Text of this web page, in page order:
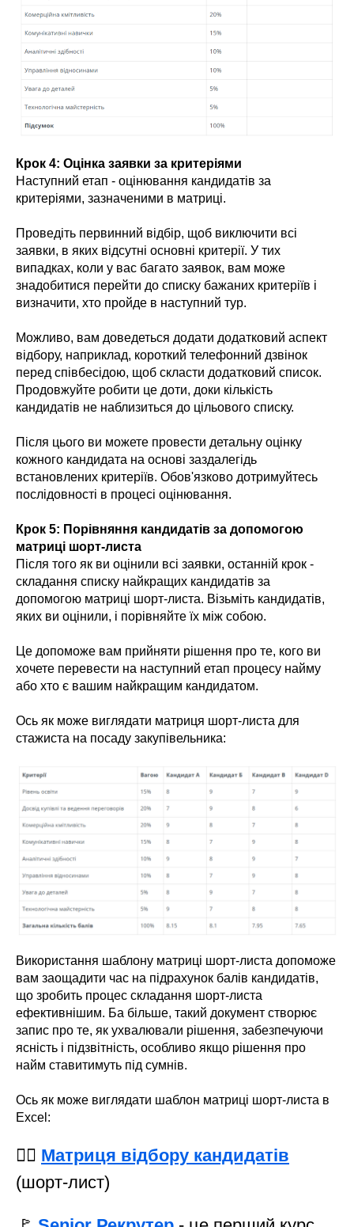
Крок 4: Оцінка заявки за критеріями
Наступний етап - оцінювання кандидатів за
критеріями, зазначеними в матриці.
Проведіть первинний відбір, щоб виключити всі
заявки, в яких відсутні основні критерії. У тих
випадках, коли у вас багато заявок, вам може
знадобитися перейти до списку бажаних критеріїв і
визначити, хто пройде в наступний тур.
Можливо, вам доведеться додати додатковий аспект
відбору, наприклад, короткий телефонний дзвінок
перед співбесідою, щоб скласти додатковий список.
Продовжуйте робити це доти, доки кількість
кандидатів не наблизиться до цільового списку.
Після цього ви можете провести детальну оцінку
кожного кандидата на основі заздалегідь
встановлених критеріїв. Обов'язково дотримуйтесь
послідовності в процесі оцінювання.
Крок 5: Порівняння кандидатів за допомогою
матриці шорт-листа
Після того як ви оцінили всі заявки, останній крок -
складання списку найкращих кандидатів за
допомогою матриці шорт-листа. Візьміть кандидатів,
яких ви оцінили, і порівняйте їх між собою.
Це допоможе вам прийняти рішення про те, кого ви
хочете перевести на наступний етап процесу найму
або хто є вашим найкращим кандидатом.
Ось як може виглядати матриця шорт-листа для
стажиста на посаду закупівельника:
Використання шаблону матриці шорт-листа допоможе
вам заощадити час на підрахунок балів кандидатів,
що зробить процес складання шорт-листа
ефективнішим. Ба більше, такий документ створює
запис про те, як ухвалювали рішення, забезпечуючи
ясність і підзвітність, особливо якщо рішення про
найм ставитимуть під сумнів.
Ось як може виглядати шаблон матриці шорт-листа в
Excel:
👉🏻 Матриця відбору кандидатів
(шорт-лист)